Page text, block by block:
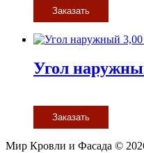
Заказать
Угол
Заказать
Мир Кровли и Фасада ©